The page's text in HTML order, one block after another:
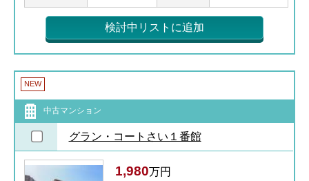
検討中リストに追加
NEW
中古マンション
グラン・コートさい１番館
1,980万円